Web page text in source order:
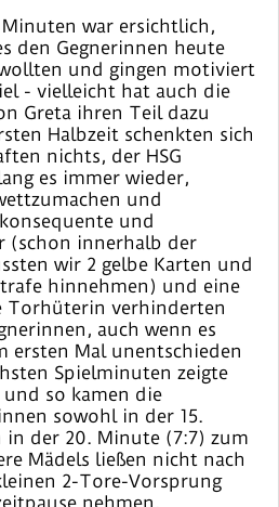
war ersichtlich,
den Gegnerinnen heute
und gingen motiviert
- vielleicht hat auch die
Greta ihren Teil dazu
Halbzeit schenkten sich
nichts, der HSG
es immer wieder,
und
und
(schon innerhalb der
wir 2 gelbe Karten und
hinnehmen) und eine
Torhüterin verhinderten
auch wenn es
ersten Mal unentschieden
Spielminuten zeigte
und so kamen die
sowohl in der 15.
in der 20. Minute (7:7) zum
Mädels ließen nicht nach
2-Tore-Vorsprung